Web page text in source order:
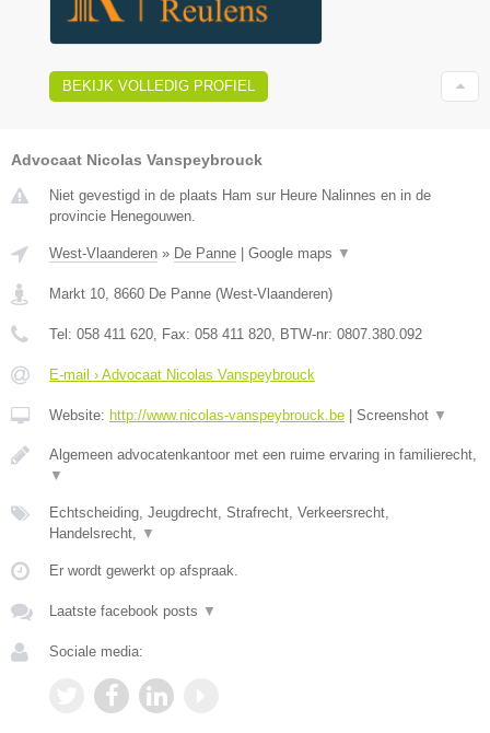
BEKIJK VOLLEDIG PROFIEL
Advocaat Nicolas Vanspeybrouck
Niet gevestigd in de plaats Ham sur Heure Nalinnes en in de
provincie Henegouwen.
West-Vlaanderen » De Panne Google maps ▼
Markt 10, 8660 De Panne (West-Vlaanderen)
Tel: 058 411 620, Fax: 058 411 820, BTW-nr: 0807.380.092
E-mail › Advocaat Nicolas Vanspeybrouck
Website: http://www.nicolas-vanspeybrouck.be Screenshot ▼
Algemeen advocatenkantoor met een ruime ervaring in familierecht,
▼
Echtscheiding, Jeugdrecht, Strafrecht, Verkeersrecht,
Handelsrecht, ▼
Er wordt gewerkt op afspraak.
Laatste facebook posts ▼
Sociale media: